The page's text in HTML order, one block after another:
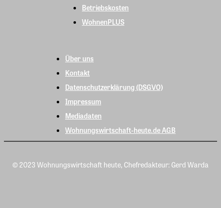
Betriebskosten
WohnenPLUS
Über uns
Kontakt
Datenschutzerklärung (DSGVO)
Impressum
Mediadaten
Wohnungswirtschaft-heute.de AGB
© 2023 Wohnungswirtschaft heute, Chefredakteur: Gerd Warda